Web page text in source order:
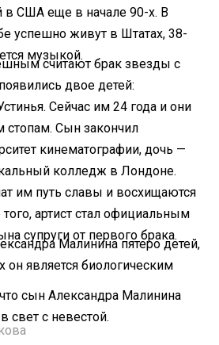
в США еще в начале 90-х. В
успешно живут в Штатах, 38-
музыкой.
считают брак звезды с
двое детей:
Сейчас им 24 года и они
Сын закончил
кинематографии, дочь —
колледж в Лондоне.
им путь славы и восхищаются
артист стал официальным
супруги от первого брака.
Малинина пятеро детей,
является биологическим
сын Александра Малинина
свет с невестой.